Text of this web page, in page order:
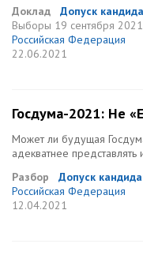
Доклад
Допуск
Выборы 19 сентября 2021
Российская Федерация
22.06.2021
Госдума-2021: Не
Может ли будущая
адекватнее
Разбор
Допуск
Российская Федерация
12.04.2021